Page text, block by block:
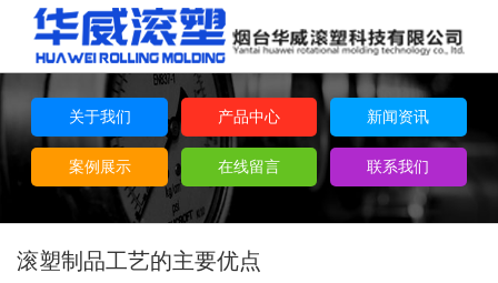
关于我们 产品中心 新闻资讯
案例展示 在线留言 联系我们
滚塑制品工艺的主要优点